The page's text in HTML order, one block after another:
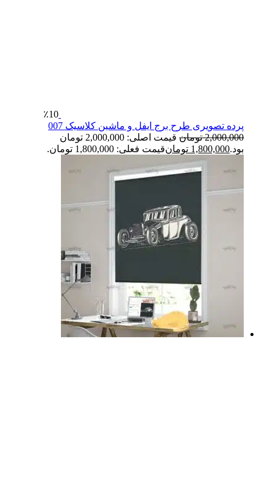
٪10
پرده تصویری طرح برج ایفل و ماشین کلاسیک 007
2,000,000 تومان
قیمت اصلی: 2,000,000 تومان
بود.1,800,000 تومانقیمت فعلی: 1,800,000 تومان.